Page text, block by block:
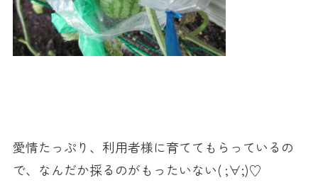
愛情たっぷり、利用者様に育ててもらっているの
で、なんだか採るのがもったいない( ;∀;)♡